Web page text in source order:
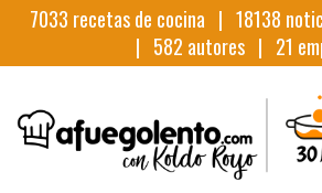
7033 recetas de cocina | 18138
| 582 autores | 21